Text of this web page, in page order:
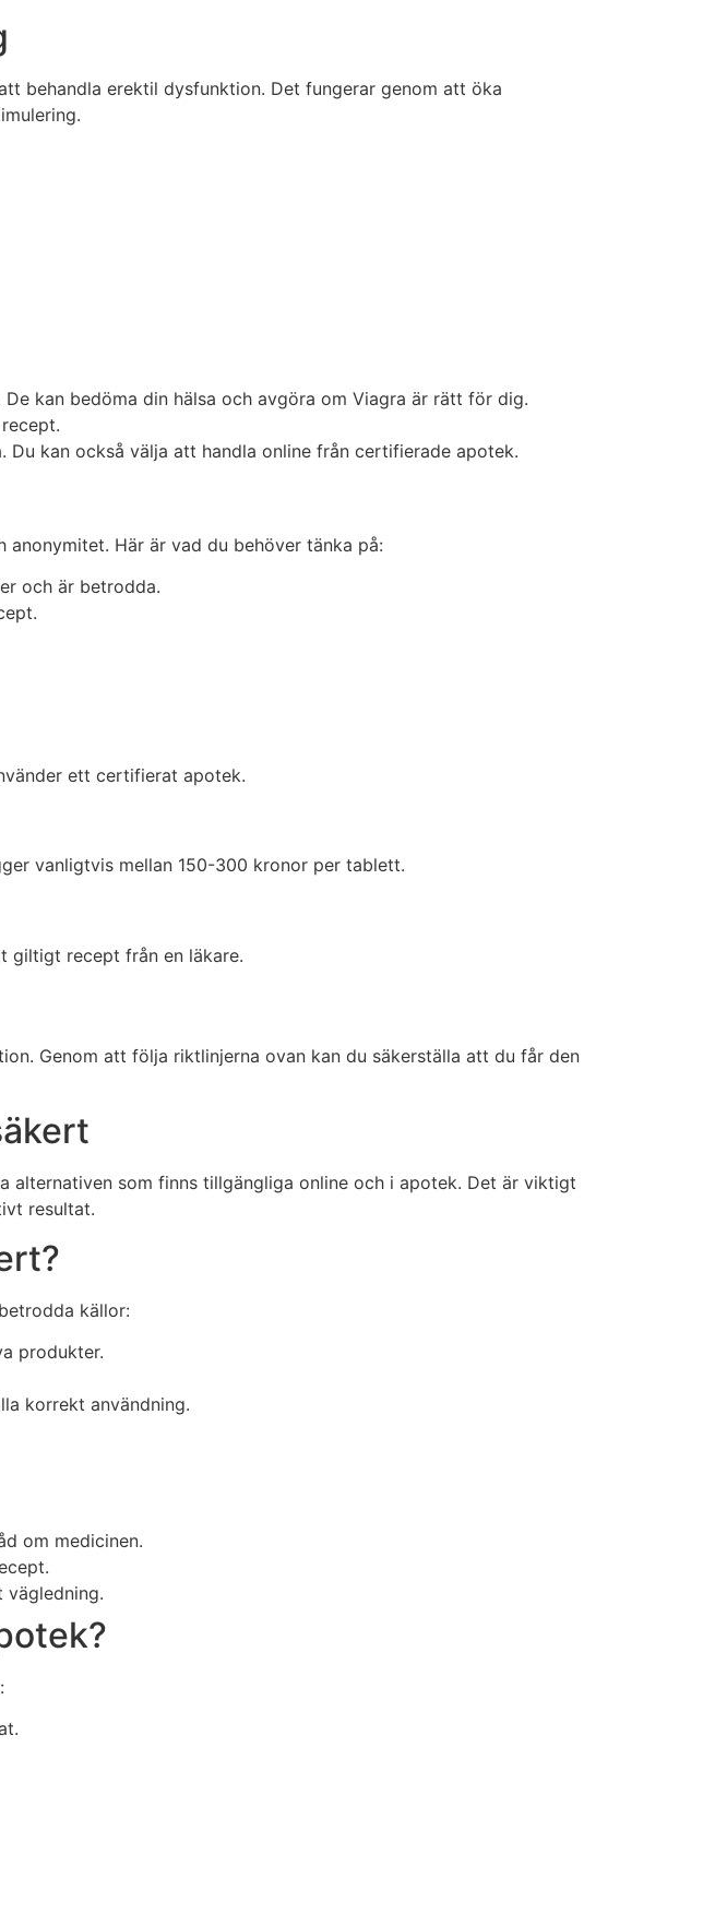
behandla erektil dysfunktion. Det fungerar genom att öka
kan bedöma din hälsa och avgöra om Viagra är rätt för dig.
kan också välja att handla online från certifierade apotek.
Här är vad du behöver tänka på:
och är betrodda.
ett certifierat apotek.
vanligtvis mellan 150-300 kronor per tablett.
giltigt recept från en läkare.
Genom att följa riktlinjerna ovan kan du säkerställa att du får den
alternativen som finns tillgängliga online och i apotek. Det är viktigt
resultat.
källor:
produkter.
korrekt användning.
om medicinen.
vägledning.